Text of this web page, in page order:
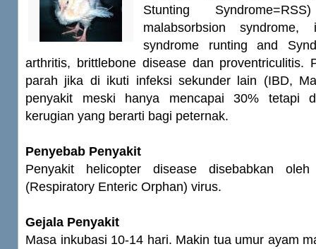
Stunting
malabsorbsion syndrome,
syndrome runting and
arthritis, brittlebone disease dan proventriculitis.
parah jika di ikuti infeksi sekunder lain (IBD,
penyakit meski hanya mencapai 30% tetapi
kerugian yang berarti bagi peternak.
Penyebab Penyakit
Penyakit helicopter disease disebabkan
(Respiratory Enteric Orphan) virus.
Gejala Penyakit
Masa inkubasi 10-14 hari. Makin tua umur ayam